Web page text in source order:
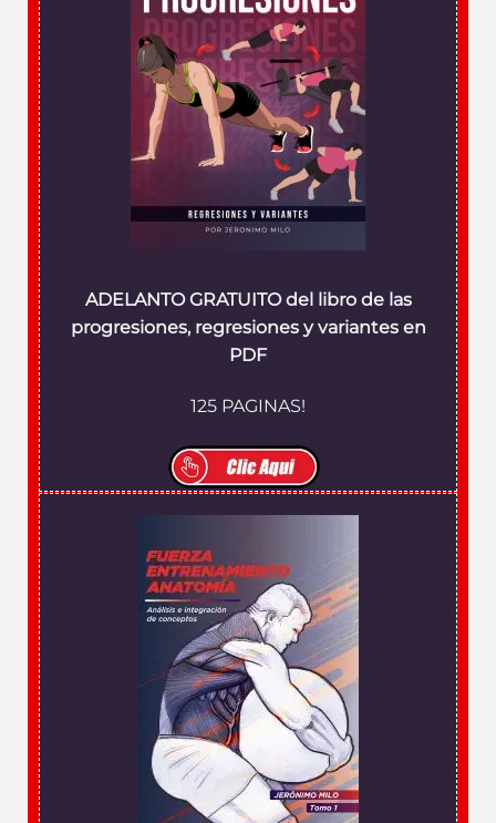
ADELANTO GRATUITO del libro de las
progresiones, regresiones y variantes en
PDF
125 PAGINAS!